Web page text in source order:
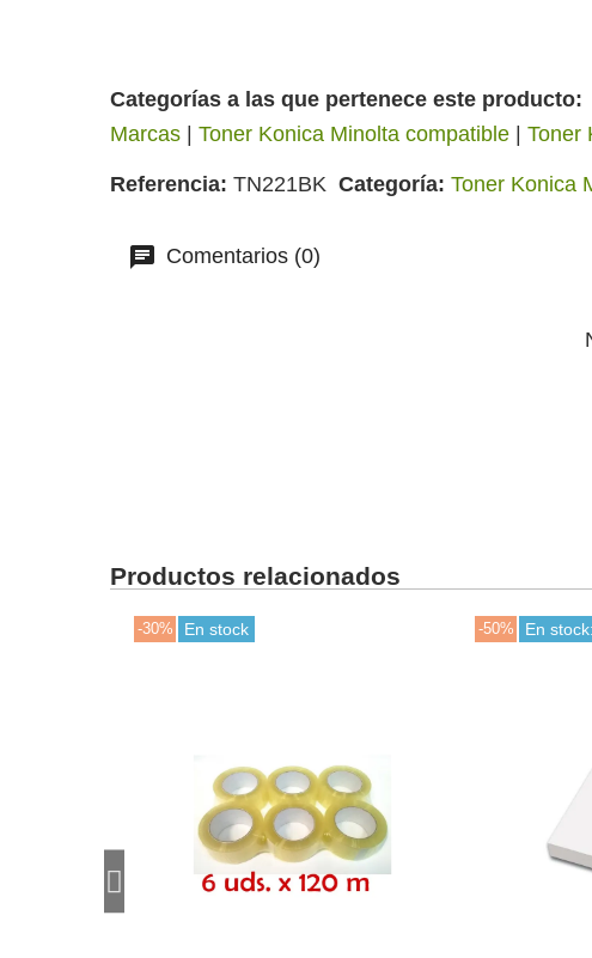
Categorías a las que pertenece este producto:
Marcas
Toner Konica Minolta compatible Toner
Referencia TN221BK Categoría Toner Konica
Comentarios (0)
Productos relacionados
-50% En stock: 24H laborables -30% Últimas